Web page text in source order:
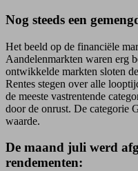
Nog steeds een
Het beeld op de financiële
Aandelenmarkten waren erg
ontwikkelde markten sloten
Rentes stegen over alle
de meeste vastrentende
door de onrust. De categorie
waarde.
De maand juli werd
rendementen: